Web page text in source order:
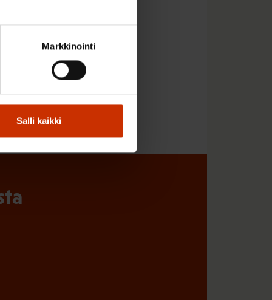
Markkinointi
Salli kaikki